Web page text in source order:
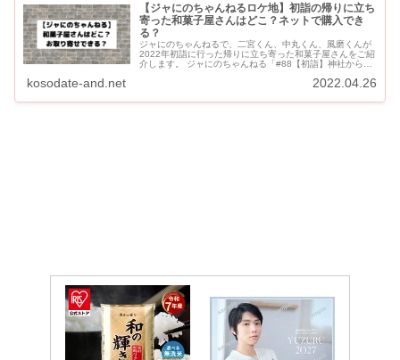
【ジャにのちゃんねるロケ地】初詣の帰りに立ち
寄った和菓子屋さんはどこ？ネットで購入でき
る？
ジャにのちゃんねるで、二宮くん、中丸くん、風磨くんが
2022年初詣に行った帰りに立ち寄った和菓子屋さんをご紹
介します。 ジャにのちゃんねる「#88【初詣】神社から部
kosodate-and.net 2022.04.26